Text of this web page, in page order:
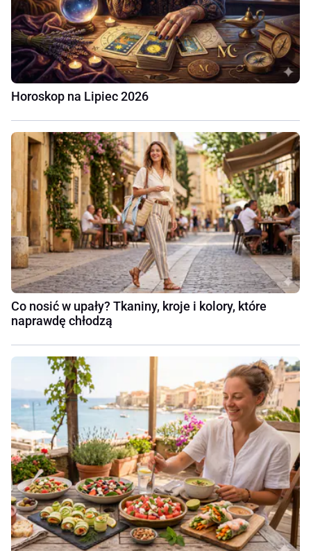
Horoskop na Lipiec 2026
Co nosić w upały? Tkaniny, kroje i kolory, które
naprawdę chłodzą